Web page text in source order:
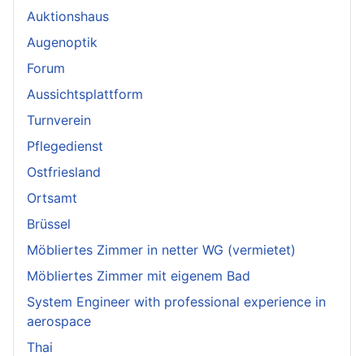
Auktionshaus
Augenoptik
Forum
Aussichtsplattform
Turnverein
Pflegedienst
Ostfriesland
Ortsamt
Brüssel
Möbliertes Zimmer in netter WG (vermietet)
Möbliertes Zimmer mit eigenem Bad
System Engineer with professional experience in
aerospace
Thai